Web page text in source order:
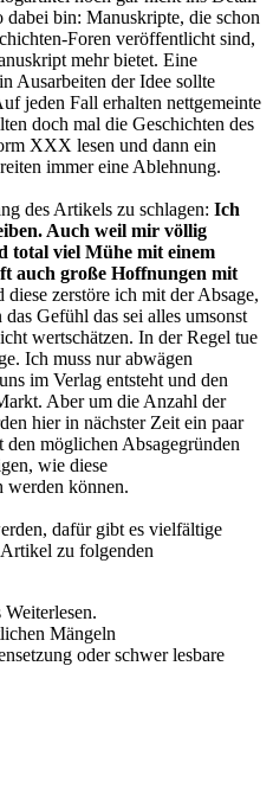
dabei bin: Manuskripte, die schon
Foren veröffentlicht sind,
mehr bietet. Eine
Ausarbeiten der Idee sollte
jeden Fall erhalten nettgemeinte
doch mal die Geschichten des
XXX lesen und dann ein
immer eine Ablehnung.
des Artikels zu schlagen: Ich
Auch weil mir völlig
total viel Mühe mit einem
auch große Hoffnungen mit
diese zerstöre ich mit der Absage,
Gefühl das sei alles umsonst
wertschätzen. In der Regel tue
Ich muss nur abwägen
im Verlag entsteht und den
Aber um die Anzahl der
hier in nächster Zeit ein paar
möglichen Absagegründen
wie diese
werden können.
dafür gibt es vielfältige
zu folgenden
Mängeln
oder schwer lesbare